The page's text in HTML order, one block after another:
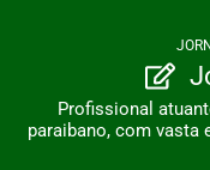
Profissional
paraibano, com vasta